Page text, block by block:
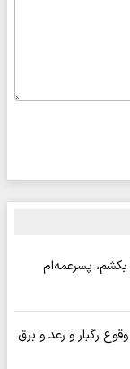
پسرعمه‌ام
رگبار و رعد و برق